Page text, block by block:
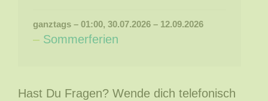
ganztags – 01:00,30.07.2026 – 12.09.2026
– Sommerferien
Hast Du Fragen? Wende dich telefonisch